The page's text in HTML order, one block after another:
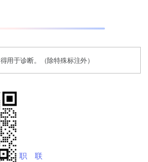
用于诊断。（除特殊标注外）
职
联